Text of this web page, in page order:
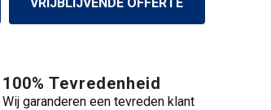
100% Tevredenheid
Wij garanderen een tevreden klant